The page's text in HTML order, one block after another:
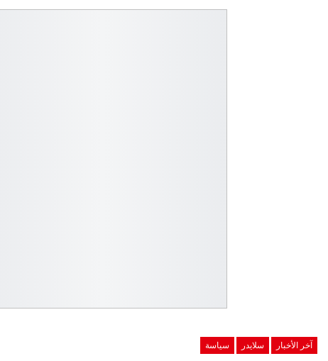
آخر الأخبار سلايدر سياسة